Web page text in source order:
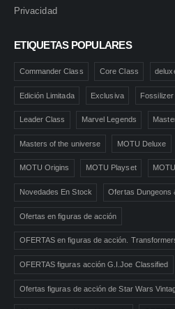
Privacidad
ETIQUETAS POPULARES
Commander Class Core Class
Edición Limitada Exclusiva Fossilizer
Leader Class Marvel Legends
Masters of the universe MOTU Deluxe
MOTU Origins MOTU Playset
Novedades En Stock Ofertas Dungeons
Ofertas en figuras de acción
OFERTAS en figuras de acción.
OFERTAS figuras acción G.I.Joe Classified
Ofertas figuras de acción de Star Wars